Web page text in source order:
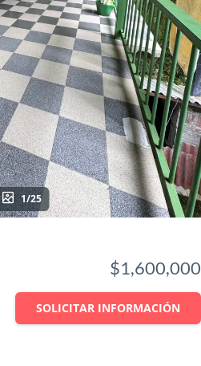
1/25
$1,600,000
SOLICITAR INFORMACIÓN